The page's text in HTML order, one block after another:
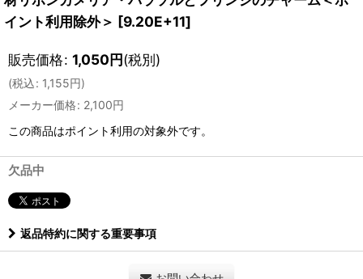
イント利用除外＞ [9.20E+11]
販売価格: 1,050円(税別)
(税込: 1,155円)
メーカー価格: 2,100円
この商品はポイント利用の対象外です。
欠品中
返品特約に関する重要事項